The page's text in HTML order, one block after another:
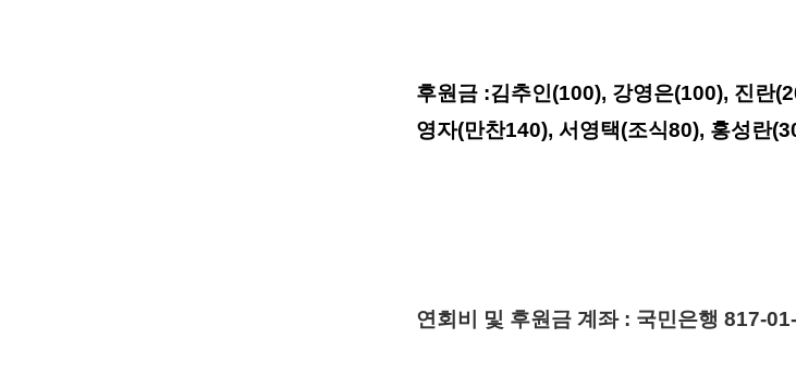
후원금 :김추인(100), 강영은(100), 진란
영자(만찬140), 서영택(조식80), 홍성란
연회비 및 후원금 계좌 : 국민은행 817-